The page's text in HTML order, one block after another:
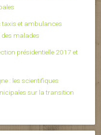
taxis et ambulances
malades
présidentielle 2017 et
: les scientifiques
sur la transition